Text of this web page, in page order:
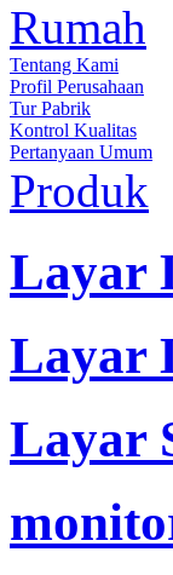
Rumah
Tentang Kami
Profil Perusahaan
Tur Pabrik
Kontrol Kualitas
Pertanyaan Umum
Produk
Layar
Layar
Layar